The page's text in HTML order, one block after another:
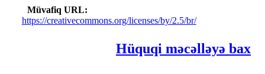
Müvafiq URL
https://creativecommons.org/licenses/by/2.5/br/
Hüquqi məcəlləyə bax